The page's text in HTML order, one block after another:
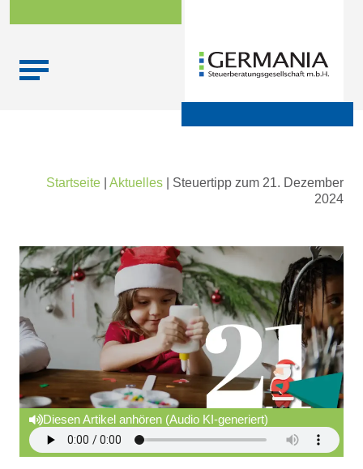
Startseite Aktuelles
Steuertipp zum 21. Dezember
2024
Diesen Artikel anhören (Audio KI-generiert)